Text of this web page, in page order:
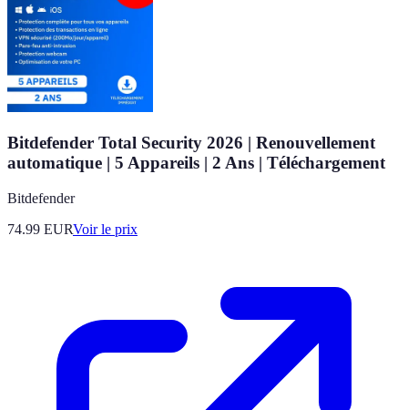
Bitdefender Total Security 2026 | Renouvellement
automatique | 5 Appareils | 2 Ans | Téléchargement
Bitdefender
74.99 EURVoir le prix